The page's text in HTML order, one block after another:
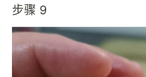
步骤 9